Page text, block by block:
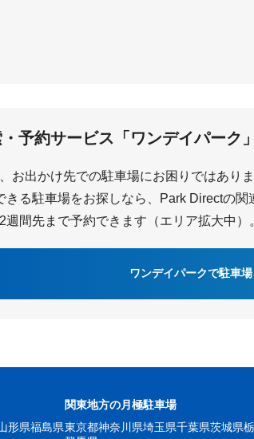
予約サービス「ワンデイパーク
お出かけ先での駐車場にお困りではあり
きる駐車場をお探しなら、Park Directの
間先まで予約できます（エリア拡大中）
ワンデイパークで駐車
形県福島県
関東地方の月極駐車場
東京都神奈川県埼玉県千葉県茨城県